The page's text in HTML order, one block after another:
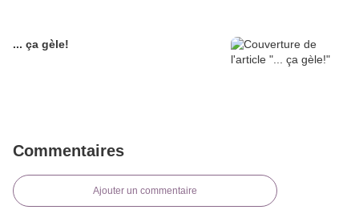
... ça gèle!
Commentaires
Ajouter un commentaire